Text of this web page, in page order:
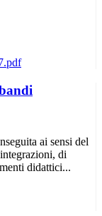
ai sensi del
di
didattici...